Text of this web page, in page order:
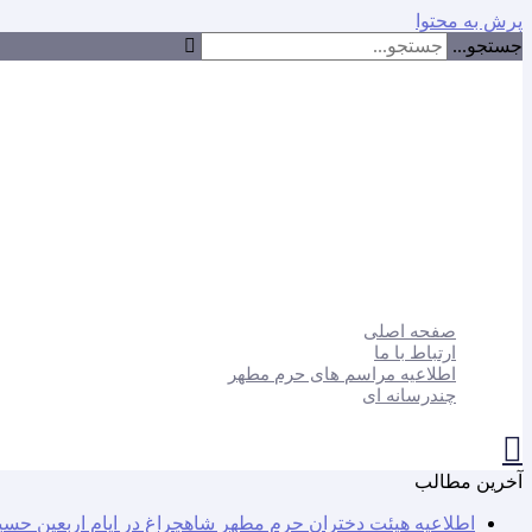
پرش به محتوا
جستجو...
صفحه اصلی
ارتباط با ما
اطلاعیه مراسم های حرم مطهر
چندرسانه ای
آخرین مطالب
اطلاعیه هیئت دختران حرم مطهر شاهچراغ در ایام اربعین